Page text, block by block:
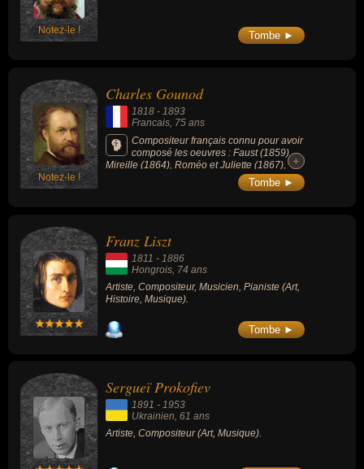
Notez-le ! Tombe ►
Notez-le !
Charles Gounod
1818 - 1893
Francais, 75 ans
Compositeur français connu pour avoir
composé les oeuvres : Faust (1859),
Mireille (1864), Roméo et Juliette (1867),
Marche funèbre d'une marionnette (1872) ou
+
+
Tombe ►
Franz Liszt
1811 - 1886
Hongrois , 74 ans
Artiste, Compositeur, Musicien, Pianiste (Art,
Histoire, Musique).
Tombe ►
Sergueï Prokofiev
1891 - 1953
Ukrainien, 61 ans
Artiste, Compositeur (Art, Musique).